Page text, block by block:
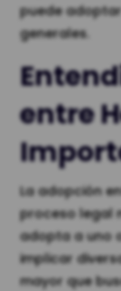
puede
generales.
entre
La adopción
proceso legal
adopta a uno
implicar
mayor que